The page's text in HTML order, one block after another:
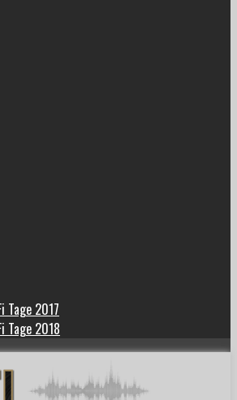
Tage 2017
Tage 2018